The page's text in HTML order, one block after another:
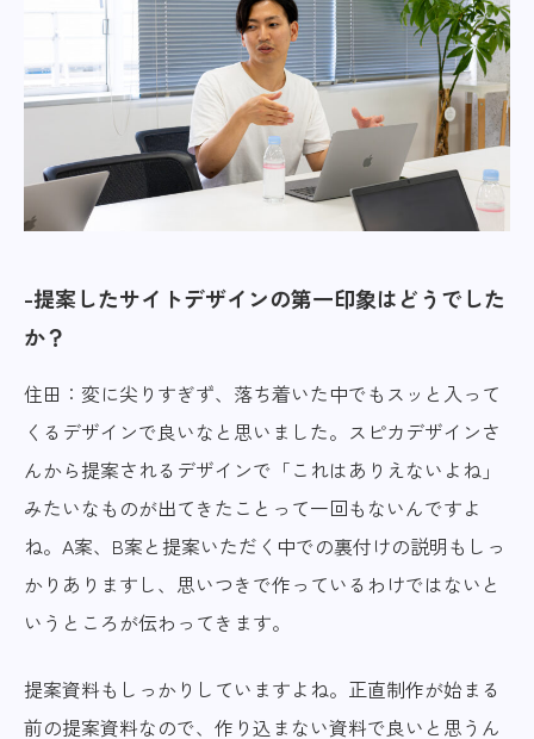
提案したサイトデザインの第一印象はどうでした
か？
住田：変に尖りすぎず、落ち着いた中でもスッと入って
くるデザインで良いなと思いました。スピカデザインさ
んから提案されるデザインで「これはありえないよね」
みたいなものが出てきたことって一回もないんですよ
ね。A案、B案と提案いただく中での裏付けの説明もしっ
かりありますし、思いつきで作っているわけではないと
いうところが伝わってきます。
提案資料もしっかりしていますよね。正直制作が始まる
前の提案資料なので、作り込まない資料で良いと思うん